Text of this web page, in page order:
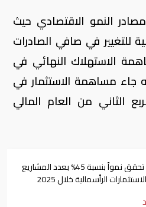
النمو الاقتصادي حيث
للتغيير في صافي الصادرات
مساهمة الاستهلاك النهائي في
نحو 30%، وأنه جاء مساهمة الاستثمار في
في الربع الثاني من العام المالي
الشارقة تحقق نمواً بنسبة 45% بعدد المشاريع